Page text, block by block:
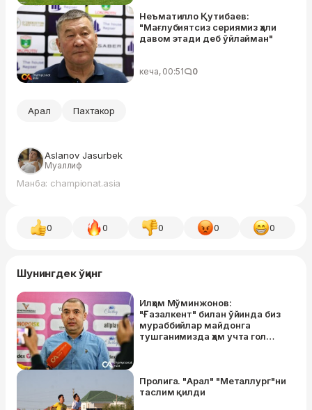
Неъматилло Қутибаев:
"Мағлубиятсиз сериямиз ҳали
давом этади деб ўйлайман"
кеча, 00:51 0
Арал Пахтакор
Aslanov Jasurbek
Муаллиф
Манба: championat.asia
0 0 0 0 0
Шунингдек ўқинг
Илҳом Мўминжонов:
"Ғазалкент" билан ўйинда биз
мураббийлар майдонга
тушганимизда ҳам учта гол
Пролига. "Арал" "Металлург"ни
таслим қилди